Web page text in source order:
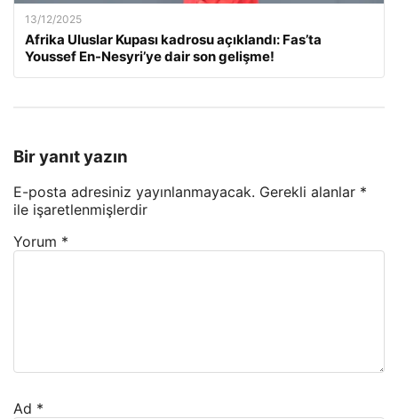
13/12/2025
Afrika Uluslar Kupası kadrosu açıklandı: Fas’ta
Youssef En-Nesyri’ye dair son gelişme!
Bir yanıt yazın
E-posta adresiniz yayınlanmayacak. Gerekli alanlar *
ile işaretlenmişlerdir
Yorum *
Ad *